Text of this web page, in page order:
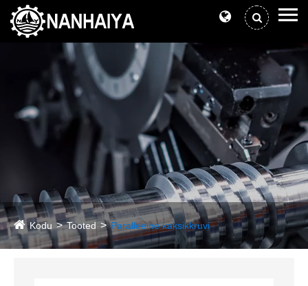
Kodu Tooted Paralleelne kaksikkruvi